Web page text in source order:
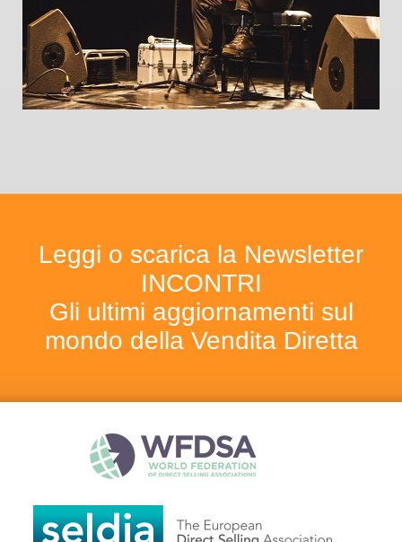
Leggi o scarica la Newsletter
INCONTRI
Gli ultimi aggiornamenti sul
mondo della Vendita Diretta